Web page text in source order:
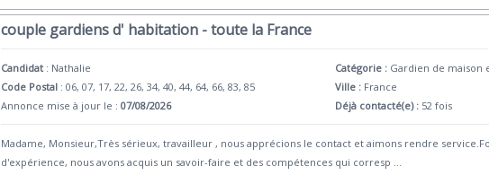
couple gardiens d' habitation - toute la France
Candidat : Nathalie
Code Postal : 06, 07, 17, 22, 26, 34, 40, 44, 64, 66, 83, 85
Annonce mise à jour le :07/08/2026
Catégorie : Gardien de maison
Ville : France
Déjà contacté(e) : 52 fois
Madame, Monsieur,Très sérieux, travailleur , nous apprécions le contact et aimons rendre
d'expérience, nous avons acquis un savoir-faire et des compétences qui corresp